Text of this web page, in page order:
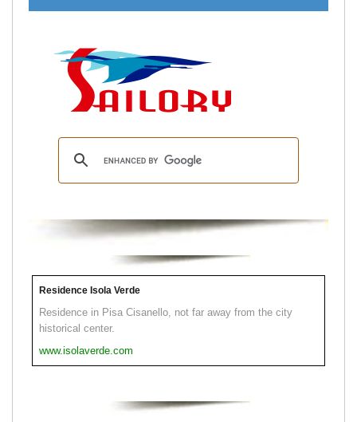
Residence Isola Verde
Residence in Pisa Cisanello, not far away from the city
historical center.
www.isolaverde.com